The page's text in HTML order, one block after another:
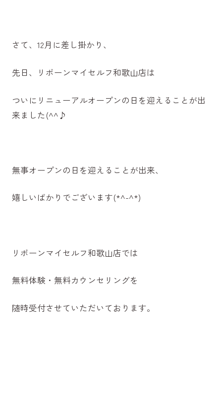
さて、12月に差し掛かり、
先日、リボーンマイセルフ和歌山店は
ついにリニューアルオープンの日を迎えることが出
来ました(^^♪
無事オープンの日を迎えることが出来、
嬉しいばかりでございます(*^-^*)
リボーンマイセルフ和歌山店では
無料体験・無料カウンセリングを
随時受付させていただいております。